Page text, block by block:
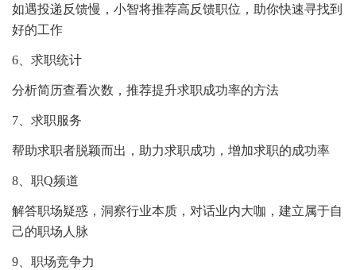
如遇投递反馈慢，小智将推荐高反馈职位，助你快速寻找到
好的工作
6、求职统计
分析简历查看次数，推荐提升求职成功率的方法
7、求职服务
帮助求职者脱颖而出，助力求职成功，增加求职的成功率
8、职Q频道
解答职场疑惑，洞察行业本质，对话业内大咖，建立属于自
己的职场人脉
9、职场竞争力